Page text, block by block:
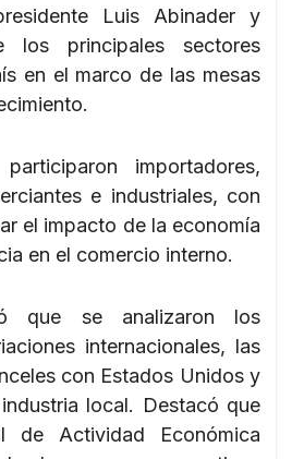
Luis Abinader y
los principales sectores
en el marco de las mesas
importadores,
e industriales, con
el impacto de la economía
en el comercio interno.
que se analizaron los
internacionales, las
con Estados Unidos y
local. Destacó que
de Actividad Económica